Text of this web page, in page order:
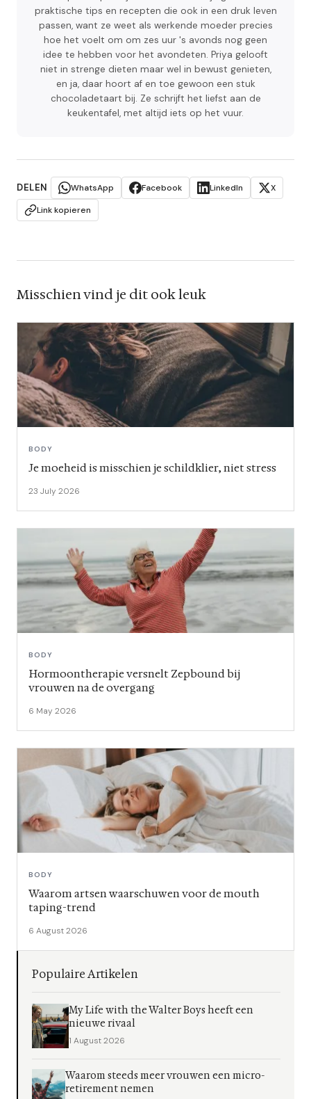
praktische tips en recepten die ook in een druk leven
passen, want ze weet als werkende moeder precies
hoe het voelt om om zes uur 's avonds nog geen
idee te hebben voor het avondeten. Priya gelooft
niet in strenge dieten maar wel in bewust genieten,
en ja, daar hoort af en toe gewoon een stuk
chocoladetaart bij. Ze schrijft het liefst aan de
keukentafel, met altijd iets op het vuur.
DELEN WhatsApp Facebook LinkedIn
X
Link kopieren
Misschien vind je dit ook leuk
BODY
Je moeheid is misschien je schildklier, niet stress
23 July 2026
BODY
Hormoontherapie versnelt Zepbound bij
vrouwen na de overgang
6 May 2026
BODY
Waarom artsen waarschuwen voor de mouth
taping-trend
6 August 2026
Populaire Artikelen
My Life with the Walter Boys heeft een
nieuwe rivaal
1 August 2026
Waarom steeds meer vrouwen een micro-
retirement nemen